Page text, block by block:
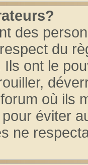
des
du
ont le
où ils
éviter
ne